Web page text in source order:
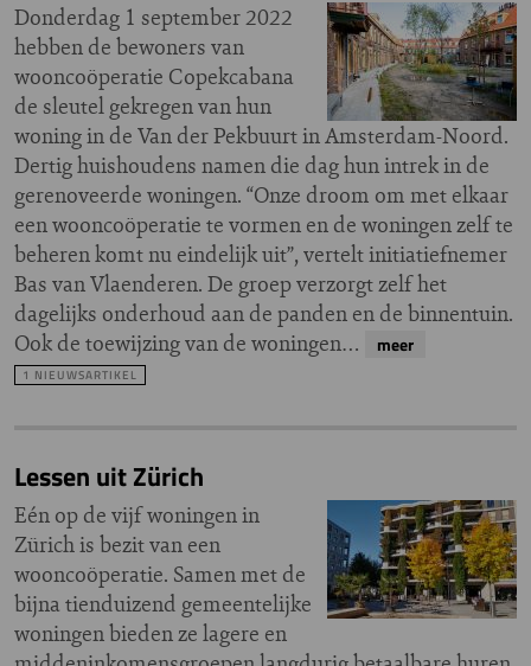
Donderdag 1 september 2022
hebben de bewoners van
wooncoöperatie Copekcabana
de sleutel gekregen van hun
woning in de Van der Pekbuurt in Amsterdam-Noord.
Dertig huishoudens namen die dag hun intrek in de
gerenoveerde woningen. “Onze droom om met elkaar
een wooncoöperatie te vormen en de woningen zelf te
beheren komt nu eindelijk uit”, vertelt initiatiefnemer
Bas van Vlaenderen. De groep verzorgt zelf het
dagelijks onderhoud aan de panden en de binnentuin.
Ook de toewijzing van de woningen…
meer
1 NIEUWSARTIKEL
Lessen uit Zürich
Eén op de vijf woningen in
Zürich is bezit van een
wooncoöperatie. Samen met de
bijna tienduizend gemeentelijke
woningen bieden ze lagere en